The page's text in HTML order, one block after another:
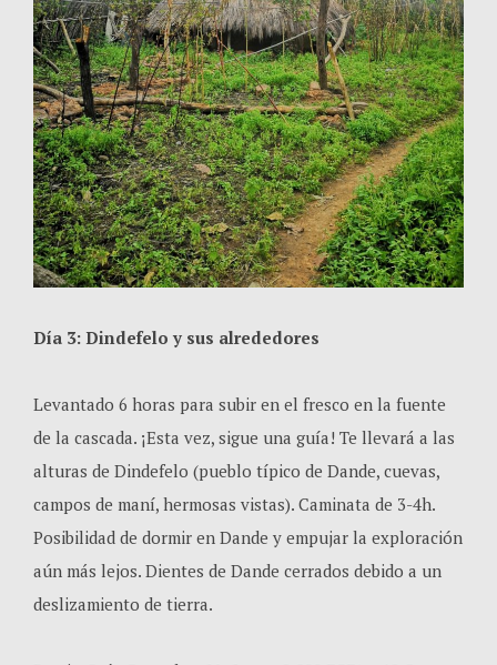
Día 3: Dindefelo y sus alrededores
Levantado 6 horas para subir en el fresco en la fuente
de la cascada. ¡Esta vez, sigue una guía! Te llevará a las
alturas de Dindefelo (pueblo típico de Dande, cuevas,
campos de maní, hermosas vistas). Caminata de 3-4h.
Posibilidad de dormir en Dande y empujar la exploración
aún más lejos. Dientes de Dande cerrados debido a un
deslizamiento de tierra.